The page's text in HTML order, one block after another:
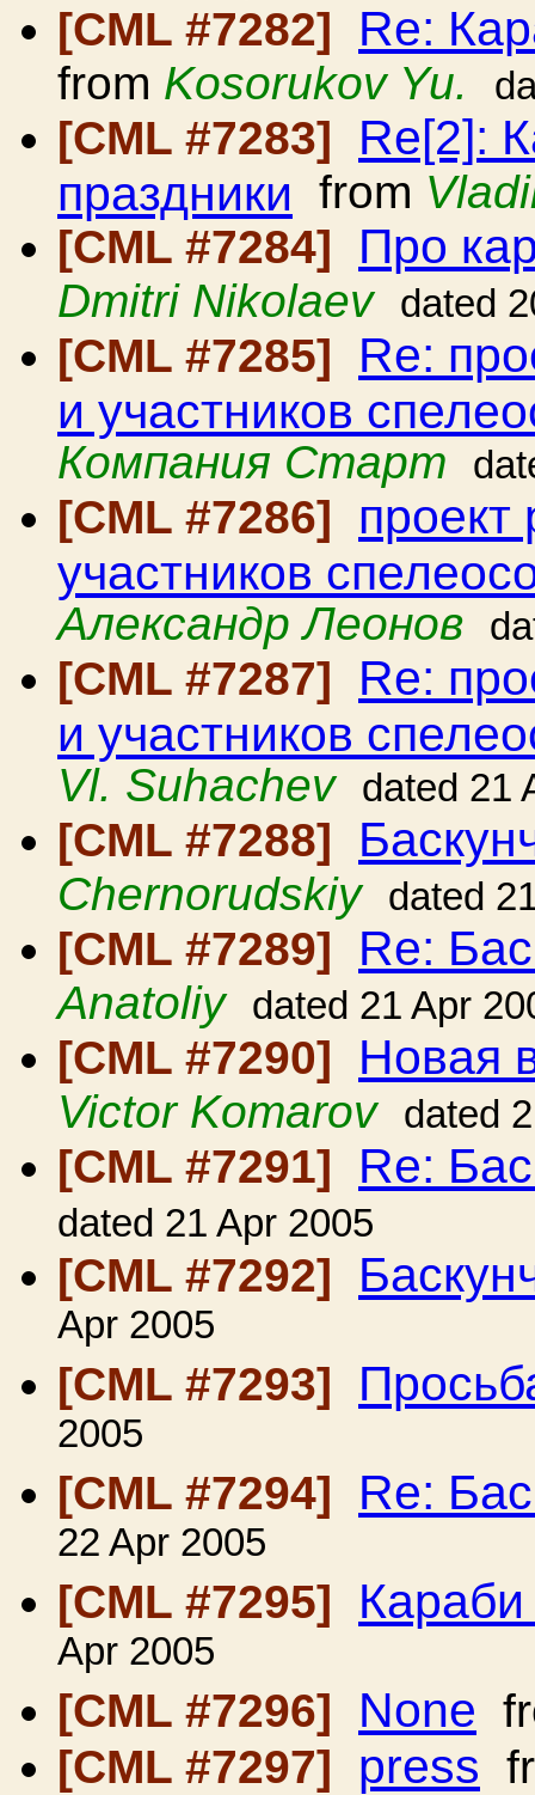
[CML #7282] Re:
from Kosorukov Yu.
[CML #7283] Re[2]:
праздники from
[CML #7284]
Про
Dmitri Nikolaev dated
[CML #7285] Re:
и участников
Компания Старт
[CML #7286] проект
участников
Александр Леонов
[CML #7287] Re:
и участников
Vl. Suhachev
dated 21
[CML #7288]
Chernorudskiy dated
[CML #7289] Re:
Anatoliy dated 21 Apr
[CML #7290] Новая
Victor Komarov dated
[CML #7291] Re:
dated 21 Apr 2005
[CML #7292]
Apr 2005
[CML #7293]
2005
[CML #7294]
Re:
22 Apr 2005
[CML #7295]
Apr 2005
[CML #7296]
None
[CML #7297]
press